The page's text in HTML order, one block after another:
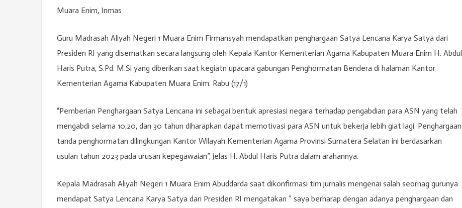
Muara Enim, Inmas
Guru Madrasah Aliyah Negeri 1 Muara Enim Firmansyah mendapatkan penghargaan Satya Lencana Karya Satya dari
Presiden RI yang disematkan secara langsung oleh Kepala Kantor Kementerian Agama Kabupaten Muara Enim H. Abdul
Haris Putra, S.Pd. M.Si yang diberikan saat kegiatn upacara gabungan Penghormatan Bendera di halaman Kantor
Kementerian Agama Kabupaten Muara Enim. Rabu (17/1)
“Pemberian Penghargaan Satya Lencana ini sebagai bentuk apresiasi negara terhadap pengabdian para ASN yang telah
mengabdi selama 10,20, dan 30 tahun diharapkan dapat memotivasi para ASN untuk bekerja lebih giat lagi. Penghargaan
tanda penghormatan dilingkungan Kantor Wilayah Kementerian Agama Provinsi Sumatera Selatan ini berdasarkan
usulan tahun 2023 pada urusan kepegawaian”, jelas H. Abdul Haris Putra dalam arahannya.
Kepala Madrasah Aliyah Negeri 1 Muara Enim Abuddarda saat dikonfirmasi tim jurnalis mengenai salah seornag gurunya
mendapat Satya Lencana Karya Satya dari Presiden RI mengatakan ” saya berharap dengan adanya penghargaan dan